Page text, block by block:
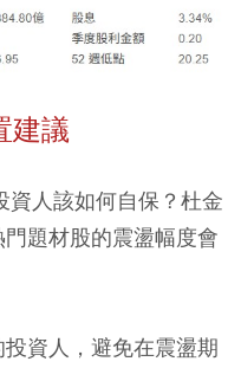
建議
人該如何自保？杜金
題材股的震盪幅度會
資人，避免在震盪期